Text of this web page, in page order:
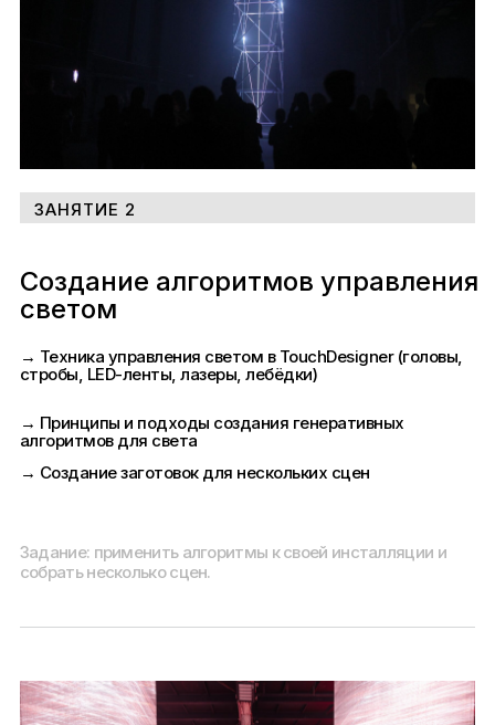
Создание алгоритмов управления
светом
Задание: применить алгоритмы к своей инсталляции и
собрать несколько сцен.
→ Создание заготовок для нескольких сцен
→ Принципы и подходы создания генеративных
алгоритмов для света
→ Техника управления светом в TouchDesigner (головы,
стробы, LED-ленты, лазеры, лебёдки)
ЗАНЯТИЕ 2